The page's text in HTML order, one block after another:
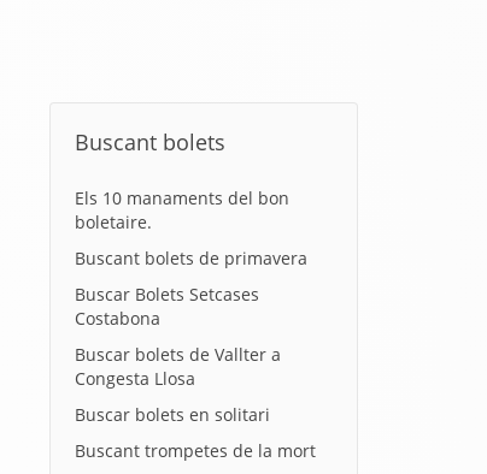
Buscant bolets
Els 10 manaments del bon
boletaire.
Buscant bolets de primavera
Buscar Bolets Setcases
Costabona
Buscar bolets de Vallter a
Congesta Llosa
Buscar bolets en solitari
Buscant trompetes de la mort